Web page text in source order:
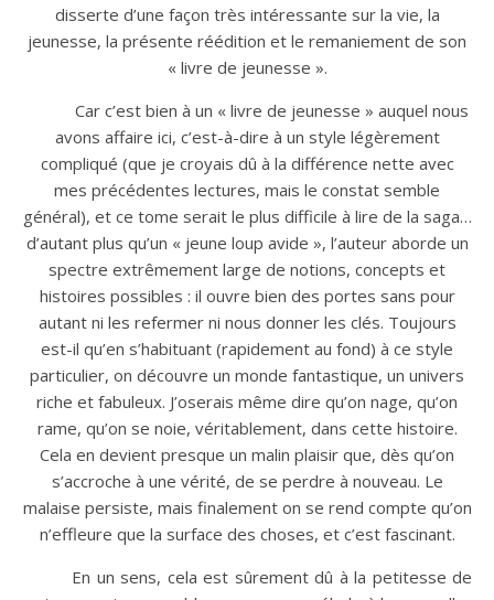
disserte d’une façon très intéressante sur la vie, la
jeunesse, la présente réédition et le remaniement de son
« livre de jeunesse ».
Car c’est bien à un « livre de jeunesse » auquel nous
avons affaire ici, c’est-à-dire à un style légèrement
compliqué (que je croyais dû à la différence nette avec
mes précédentes lectures, mais le constat semble
général), et ce tome serait le plus difficile à lire de la saga…
d’autant plus qu’un « jeune loup avide », l’auteur aborde un
spectre extrêmement large de notions, concepts et
histoires possibles : il ouvre bien des portes sans pour
autant ni les refermer ni nous donner les clés. Toujours
est-il qu’en s’habituant (rapidement au fond) à ce style
particulier, on découvre un monde fantastique, un univers
riche et fabuleux. J’oserais même dire qu’on nage, qu’on
rame, qu’on se noie, véritablement, dans cette histoire.
Cela en devient presque un malin plaisir que, dès qu’on
s’accroche à une vérité, de se perdre à nouveau. Le
malaise persiste, mais finalement on se rend compte qu’on
n’effleure que la surface des choses, et c’est fascinant.
En un sens, cela est sûrement dû à la petitesse de